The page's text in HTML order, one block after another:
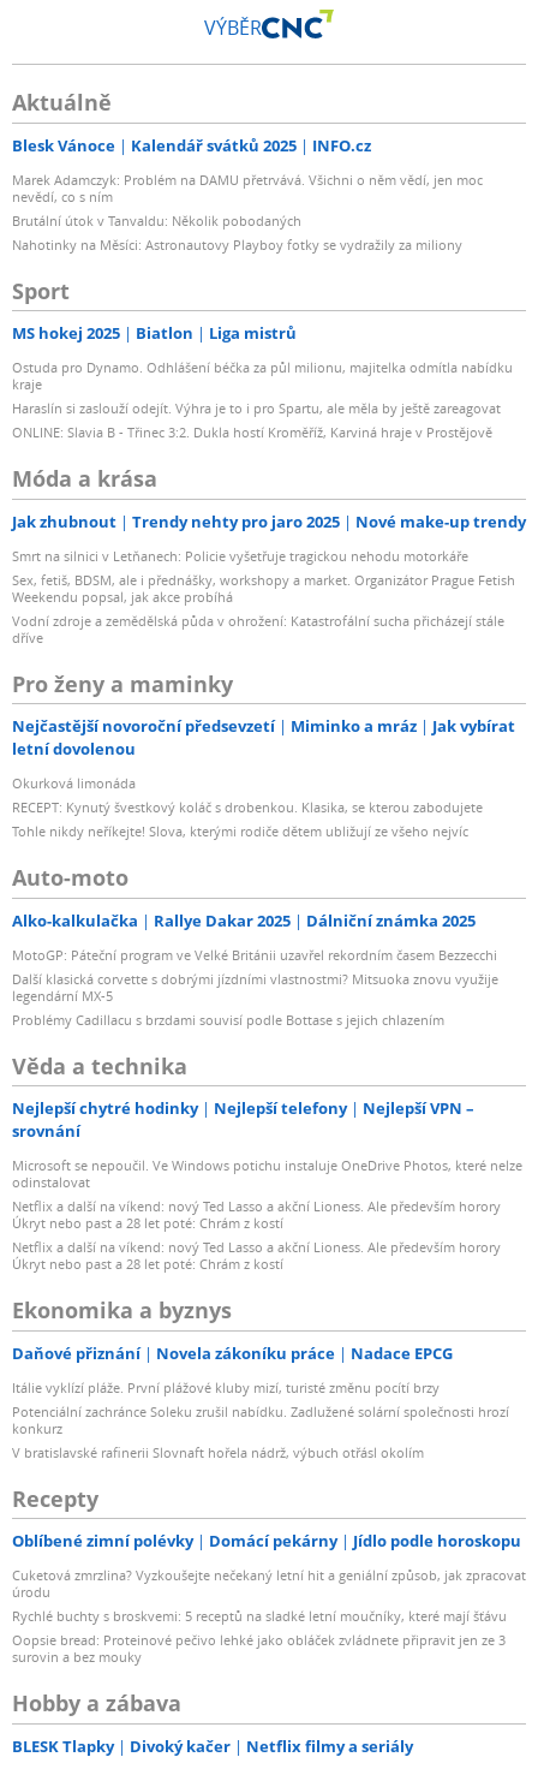
VÝBĚR
Aktuálně
Blesk Vánoce Kalendář svátků 2025 INFO.cz
Marek Adamczyk: Problém na DAMU přetrvává. Všichni o něm vědí, jen moc
nevědí, co s ním
Brutální útok v Tanvaldu: Několik pobodaných
Nahotinky na Měsíci: Astronautovy Playboy fotky se vydražily za miliony
Sport
MS hokej 2025 Biatlon Liga mistrů
Ostuda pro Dynamo. Odhlášení béčka za půl milionu, majitelka odmítla nabídku
kraje
Haraslín si zaslouží odejít. Výhra je to i pro Spartu, ale měla by ještě zareagovat
ONLINE: Slavia B - Třinec 3:2. Dukla hostí Kroměříž, Karviná hraje v Prostějově
Móda a krása
Jak zhubnout Trendy nehty pro jaro 2025 Nové make-up trendy
Smrt na silnici v Letňanech: Policie vyšetřuje tragickou nehodu motorkáře
Sex, fetiš, BDSM, ale i přednášky, workshopy a market. Organizátor Prague Fetish
Weekendu popsal, jak akce probíhá
Vodní zdroje a zemědělská půda v ohrožení: Katastrofální sucha přicházejí stále
dříve
Pro ženy a maminky
Nejčastější novoroční předsevzetí Miminko a mráz
Jak vybírat
letní dovolenou
Okurková limonáda
RECEPT: Kynutý švestkový koláč s drobenkou. Klasika, se kterou zabodujete
Tohle nikdy neříkejte! Slova, kterými rodiče dětem ubližují ze všeho nejvíc
Auto-moto
Alko-kalkulačka Rallye Dakar 2025 Dálniční známka 2025
MotoGP: Páteční program ve Velké Británii uzavřel rekordním časem Bezzecchi
Další klasická corvette s dobrými jízdními vlastnostmi? Mitsuoka znovu využije
legendární MX-5
Problémy Cadillacu s brzdami souvisí podle Bottase s jejich chlazením
Věda a technika
Nejlepší chytré hodinky Nejlepší telefony
Nejlepší VPN –
srovnání
Microsoft se nepoučil. Ve Windows potichu instaluje OneDrive Photos, které nelze
odinstalovat
Netflix a další na víkend: nový Ted Lasso a akční Lioness. Ale především horory
Úkryt nebo past a 28 let poté: Chrám z kostí
Netflix a další na víkend: nový Ted Lasso a akční Lioness. Ale především horory
Úkryt nebo past a 28 let poté: Chrám z kostí
Ekonomika a byznys
Daňové přiznání Novela zákoníku práce Nadace EPCG
Itálie vyklízí pláže. První plážové kluby mizí, turisté změnu pocítí brzy
Potenciální zachránce Soleku zrušil nabídku. Zadlužené solární společnosti hrozí
konkurz
V bratislavské rafinerii Slovnaft hořela nádrž, výbuch otřásl okolím
Recepty
Oblíbené zimní polévky Domácí pekárny Jídlo podle horoskopu
Cuketová zmrzlina? Vyzkoušejte nečekaný letní hit a geniální způsob, jak zpracovat
úrodu
Rychlé buchty s broskvemi: 5 receptů na sladké letní moučníky, které mají šťávu
Oopsie bread: Proteinové pečivo lehké jako obláček zvládnete připravit jen ze 3
surovin a bez mouky
Hobby a zábava
BLESK Tlapky Divoký kačer Netflix filmy a seriály